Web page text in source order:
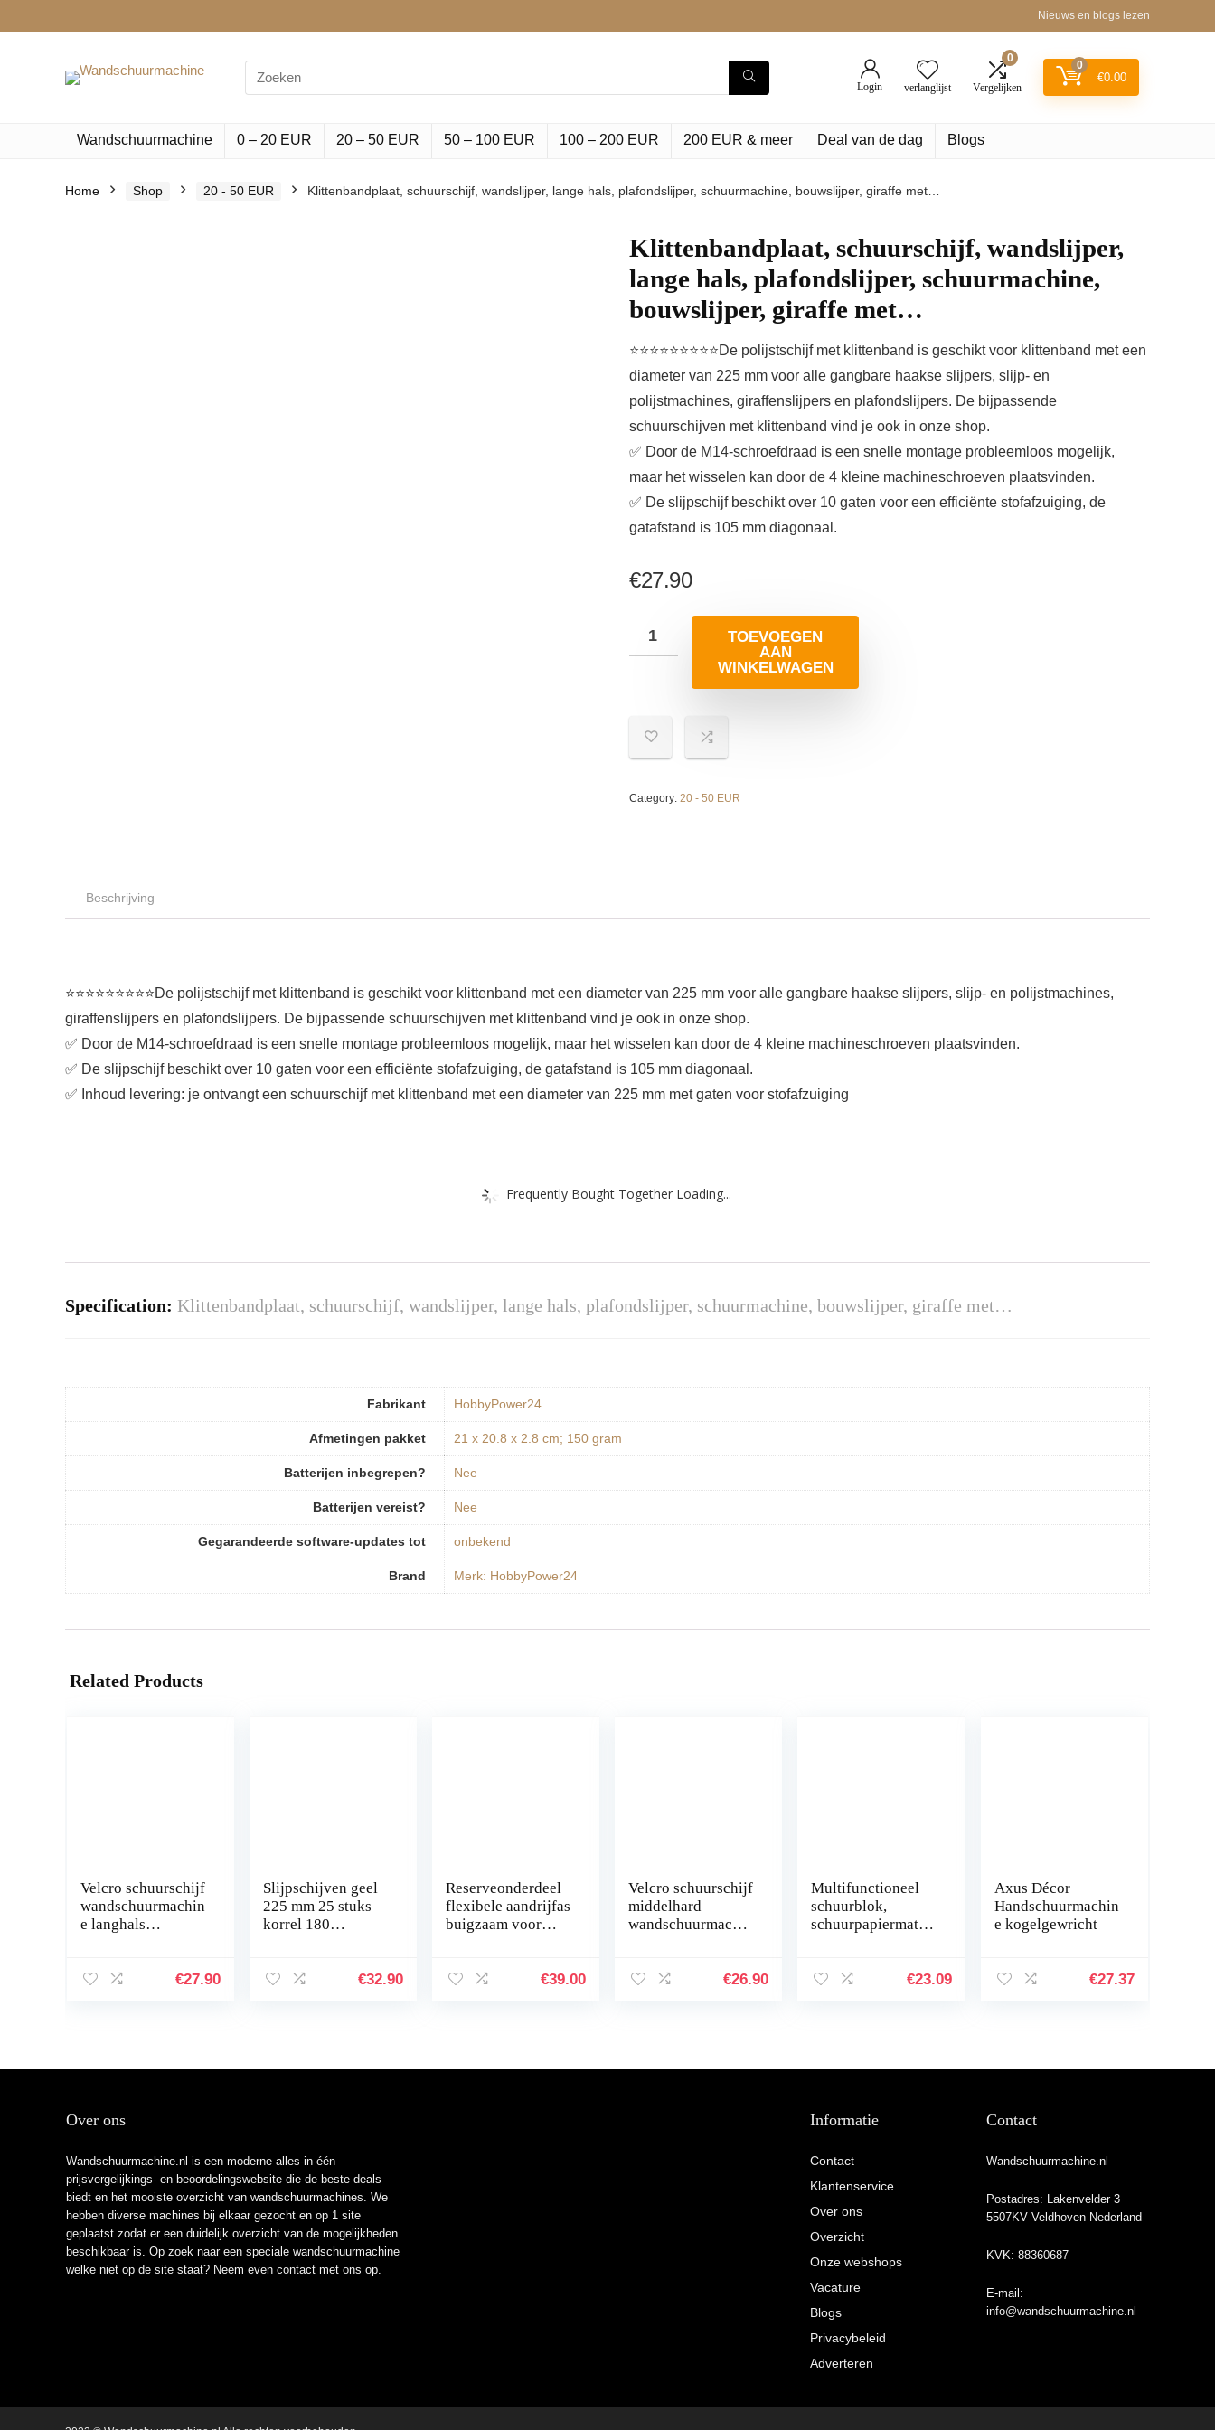
Nieuws en blogs lezen
Search
for:
Login verlanglijst
0
Vergelijken
0
€0.00
Wandschuurmachine 0 – 20 EUR 20 – 50 EUR 50 – 100 EUR 100 – 200 EUR 200 EUR & meer Deal van de dag Blogs
Home Shop 20 - 50 EUR Klittenbandplaat, schuurschijf, wandslijper, lange hals, plafondslijper, schuurmachine, bouwslijper, giraffe met…
Klittenbandplaat, schuurschijf, wandslijper,
lange hals, plafondslijper, schuurmachine,
bouwslijper, giraffe met…
⭐⭐⭐⭐⭐⭐⭐⭐⭐De polijstschijf met klittenband is geschikt voor klittenband met een
diameter van 225 mm voor alle gangbare haakse slijpers, slijp- en
polijstmachines, giraffenslijpers en plafondslijpers. De bijpassende
schuurschijven met klittenband vind je ook in onze shop.
✅ Door de M14-schroefdraad is een snelle montage probleemloos mogelijk,
maar het wisselen kan door de 4 kleine machineschroeven plaatsvinden.
✅ De slijpschijf beschikt over 10 gaten voor een efficiënte stofafzuiging, de
gatafstand is 105 mm diagonaal.
€27.90
TOEVOEGEN
AAN
WINKELWAGEN
Category: 20 - 50 EUR
Beschrijving
⭐⭐⭐⭐⭐⭐⭐⭐⭐De polijstschijf met klittenband is geschikt voor klittenband met een diameter van 225 mm voor alle gangbare haakse slijpers, slijp- en polijstmachines,
giraffenslijpers en plafondslijpers. De bijpassende schuurschijven met klittenband vind je ook in onze shop.
✅ Door de M14-schroefdraad is een snelle montage probleemloos mogelijk, maar het wisselen kan door de 4 kleine machineschroeven plaatsvinden.
✅ De slijpschijf beschikt over 10 gaten voor een efficiënte stofafzuiging, de gatafstand is 105 mm diagonaal.
✅ Inhoud levering: je ontvangt een schuurschijf met klittenband met een diameter van 225 mm met gaten voor stofafzuiging
Frequently Bought Together Loading...
Specification: Klittenbandplaat, schuurschijf, wandslijper, lange hals, plafondslijper, schuurmachine, bouwslijper, giraffe met…
Fabrikant ‎HobbyPower24
Afmetingen pakket ‎21 x 20.8 x 2.8 cm; 150 gram
Batterijen inbegrepen? ‎Nee
Batterijen vereist? ‎Nee
Gegarandeerde software-updates tot ‎onbekend
Brand Merk: HobbyPower24
Related Products
Velcro schuurschijf
wandschuurmachin
e langhals
hine
€27.90
Slijpschijven geel
225 mm 25 stuks
korrel 180
schuurpapier
€32.90
Reserveonderdeel
flexibele aandrijfas
buigzaam voor
e betonfrees
€39.00
Velcro schuurschijf
middelhard
wandschuurmachin
plafondschuurmac
€26.90
Multifunctioneel
schuurblok,
schuurpapiermat
wandschuurmachin
€23.09
Axus Décor
Handschuurmachin
e kogelgewricht
€27.37
Over ons
Wandschuurmachine.nl is een moderne alles-in-één
prijsvergelijkings- en beoordelingswebsite die de beste deals
biedt en het mooiste overzicht van wandschuurmachines. We
hebben diverse machines bij elkaar gezocht en op 1 site
geplaatst zodat er een duidelijk overzicht van de mogelijkheden
beschikbaar is. Op zoek naar een speciale wandschuurmachine
welke niet op de site staat? Neem even contactmet ons op.
Informatie
Contact
Klantenservice
Over ons
Overzicht
Onze webshops
Vacature
Blogs
Privacybeleid
Adverteren
Contact
Wandschuurmachine.nl
Postadres: Lakenvelder 3
5507KV Veldhoven Nederland
KVK: 88360687
E-mail:
info@wandschuurmachine.nl